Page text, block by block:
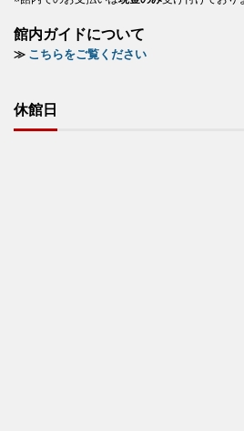
館内ガイドについて
≫ こちらをご覧ください
休館日